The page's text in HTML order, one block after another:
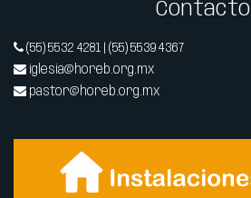
Contacto
(55) 5532 4281 | (55) 5539 4367
iglesia@horeb.org.mx
pastor@horeb.org.mx